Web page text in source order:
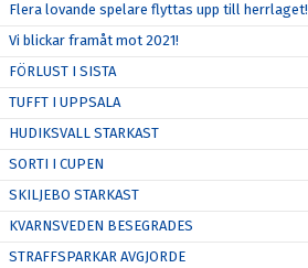
Flera lovande spelare flyttas upp till herrlaget!
Vi blickar framåt mot 2021!
FÖRLUST I SISTA
TUFFT I UPPSALA
HUDIKSVALL STARKAST
SORTI I CUPEN
SKILJEBO STARKAST
KVARNSVEDEN BESEGRADES
STRAFFSPARKAR AVGJORDE